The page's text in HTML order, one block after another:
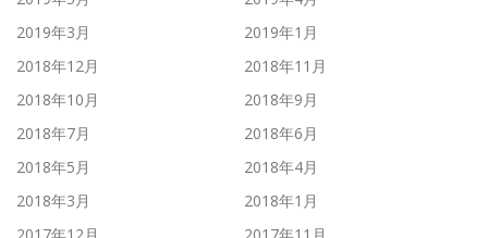
2019年3月
2019年1月
2018年12月
2018年11月
2018年10月
2018年9月
2018年7月
2018年6月
2018年5月
2018年4月
2018年3月
2018年1月